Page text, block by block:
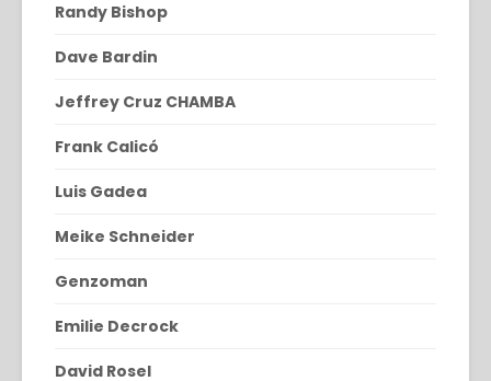
Randy Bishop
Dave Bardin
Jeffrey Cruz CHAMBA
Frank Calicó
Luis Gadea
Meike Schneider
Genzoman
Emilie Decrock
David Rosel